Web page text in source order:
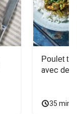
Poulet
avec des
35